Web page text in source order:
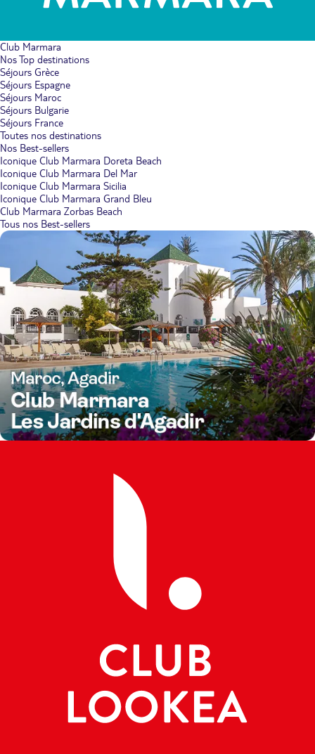
Club Marmara
Nos Top destinations
Séjours Grèce
Séjours Espagne
Séjours Maroc
Séjours Bulgarie
Séjours France
Toutes nos destinations
Nos Best-sellers
Iconique Club Marmara Doreta Beach
Iconique Club Marmara Del Mar
Iconique Club Marmara Sicilia
Iconique Club Marmara Grand Bleu
Club Marmara Zorbas Beach
Tous nos Best-sellers